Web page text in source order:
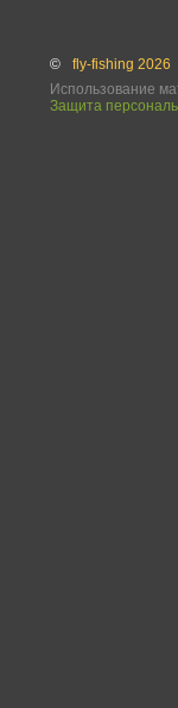
©
fly-fishing 2026
Использование
Защита